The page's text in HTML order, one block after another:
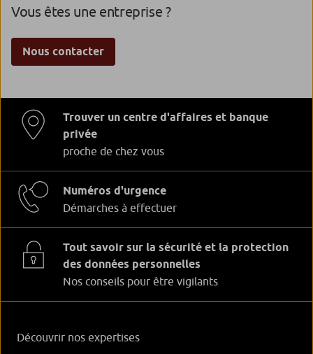
Vous êtes une entreprise ?
Nous contacter
Trouver un centre d'affaires et banque
privée
proche de chez vous
Numéros d'urgence
Démarches à effectuer
Tout savoir sur la sécurité et la protection
des données personnelles
Nos conseils pour être vigilants
Découvrir nos expertises